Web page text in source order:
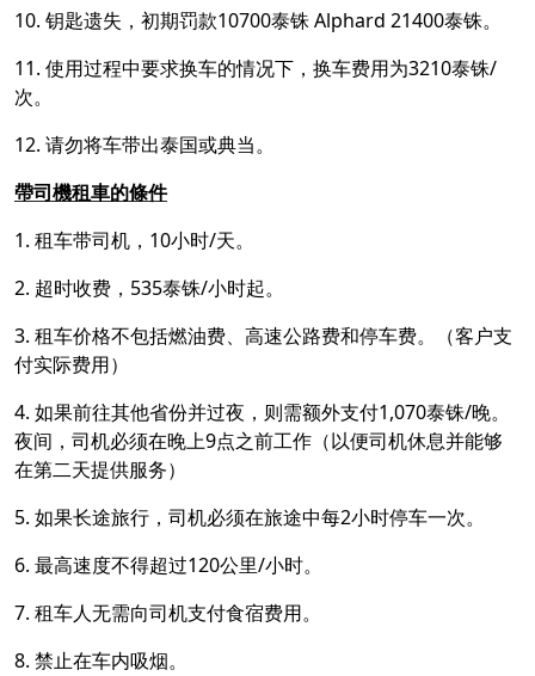
10. 钥匙遗失，初期罚款10700泰铢 Alphard 21400泰铢。
11. 使用过程中要求换车的情况下，换车费用为3210泰铢/
次。
12. 请勿将车带出泰国或典当。
帶司機租車的條件
1. 租车带司机，10小时/天。
2. 超时收费，535泰铢/小时起。
3. 租车价格不包括燃油费、高速公路费和停车费。（客户支
付实际费用）
4. 如果前往其他省份并过夜，则需额外支付1,070泰铢/晚。
夜间，司机必须在晚上9点之前工作（以便司机休息并能够
在第二天提供服务）
5. 如果长途旅行，司机必须在旅途中每2小时停车一次。
6. 最高速度不得超过120公里/小时。
7. 租车人无需向司机支付食宿费用。
8. 禁止在车内吸烟。